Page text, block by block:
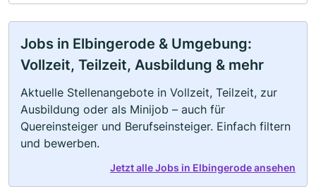
Jobs in Elbingerode & Umgebung:
Vollzeit, Teilzeit, Ausbildung & mehr
Aktuelle Stellenangebote in Vollzeit, Teilzeit, zur
Ausbildung oder als Minijob – auch für
Quereinsteiger und Berufseinsteiger. Einfach filtern
und bewerben.
Jetzt alle Jobs in Elbingerode ansehen